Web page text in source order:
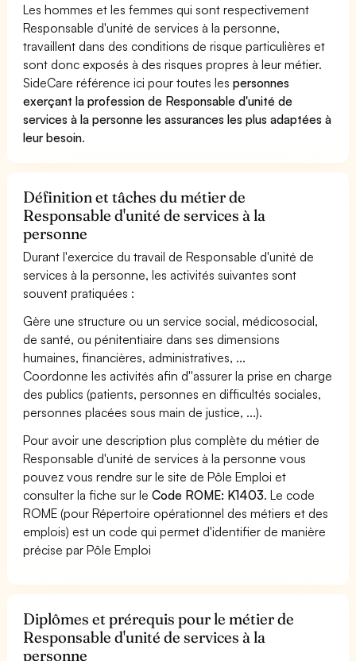
Les hommes et les femmes qui sont respectivement
Responsable d'unité de services à la personne,
travaillent dans des conditions de risque particulières et
sont donc exposés à des risques propres à leur métier.
SideCare référence ici pour toutes lespersonnes
exerçant la profession de Responsable d'unité de
services à la personne les assurances les plus adaptées à
leur besoin.
Définition et tâches du métier de
Responsable d'unité de services à la
personne
Durant l'exercice du travail de Responsable d'unité de
services à la personne, les activités suivantes sont
souvent pratiquées :
Gère une structure ou un service social, médicosocial,
de santé, ou pénitentiaire dans ses dimensions
humaines, financières, administratives, ...
Coordonne les activités afin d''assurer la prise en charge
des publics (patients, personnes en difficultés sociales,
personnes placées sous main de justice, ...).
Pour avoir une description plus complète du métier de
Responsable d'unité de services à la personne vous
pouvez vous rendre sur le site de Pôle Emploi et
consulter la fiche sur leCode ROME: K1403. Le code
ROME (pour Répertoire opérationnel des métiers et des
emplois) est un code qui permet d'identifier de manière
précise par Pôle Emploi
Diplômes et prérequis pour le métier de
Responsable d'unité de services à la
personne